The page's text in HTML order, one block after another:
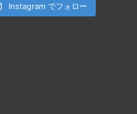
Instagram でフォロー